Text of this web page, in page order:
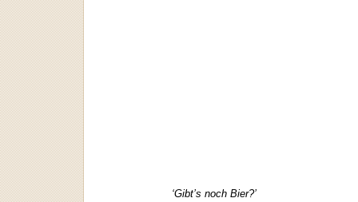
‘Gibt’s noch Bier?’